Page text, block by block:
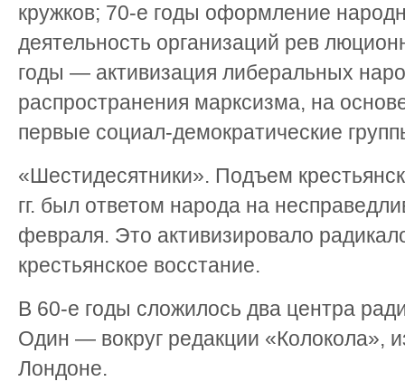
кружков; 70-е годы оформление
деятельность организаций рев
годы — активизация либеральных
распространения марксизма, на
первые социал-демократические
«Шестидесятники». Подъем
гг. был ответом народа на
февраля. Это активизировало
крестьянское восстание.
В 60-е годы сложилось два центра
Один — вокруг редакции «Колокола»,
Лондоне.